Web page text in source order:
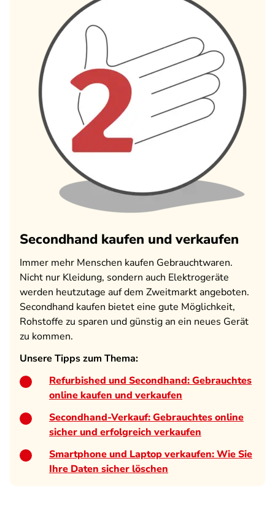
Secondhand kaufen und verkaufen
Immer mehr Menschen kaufen Gebrauchtwaren.
Nicht nur Kleidung, sondern auch Elektrogeräte
werden heutzutage auf dem Zweitmarkt angeboten.
Secondhand kaufen bietet eine gute Möglichkeit,
Rohstoffe zu sparen und günstig an ein neues Gerät
zu kommen.
Unsere Tipps zum Thema:
Refurbished und Secondhand: Gebrauchtes
online kaufen und verkaufen
Secondhand-Verkauf: Gebrauchtes online
sicher und erfolgreich verkaufen
Smartphone und Laptop verkaufen: Wie Sie
Ihre Daten sicher löschen